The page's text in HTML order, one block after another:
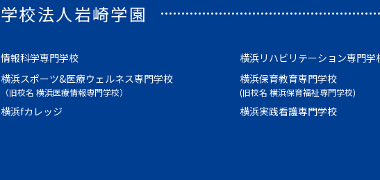
学校法人岩崎学園
情報科学専門学校
横浜スポーツ&医療ウェルネス専門学校
（旧校名 横浜医療情報専門学校）
横浜fカレッジ
横浜リハビリテーション専門学
横浜保育教育専門学校
(旧校名 横浜保育福祉専門学校)
横浜実践看護専門学校